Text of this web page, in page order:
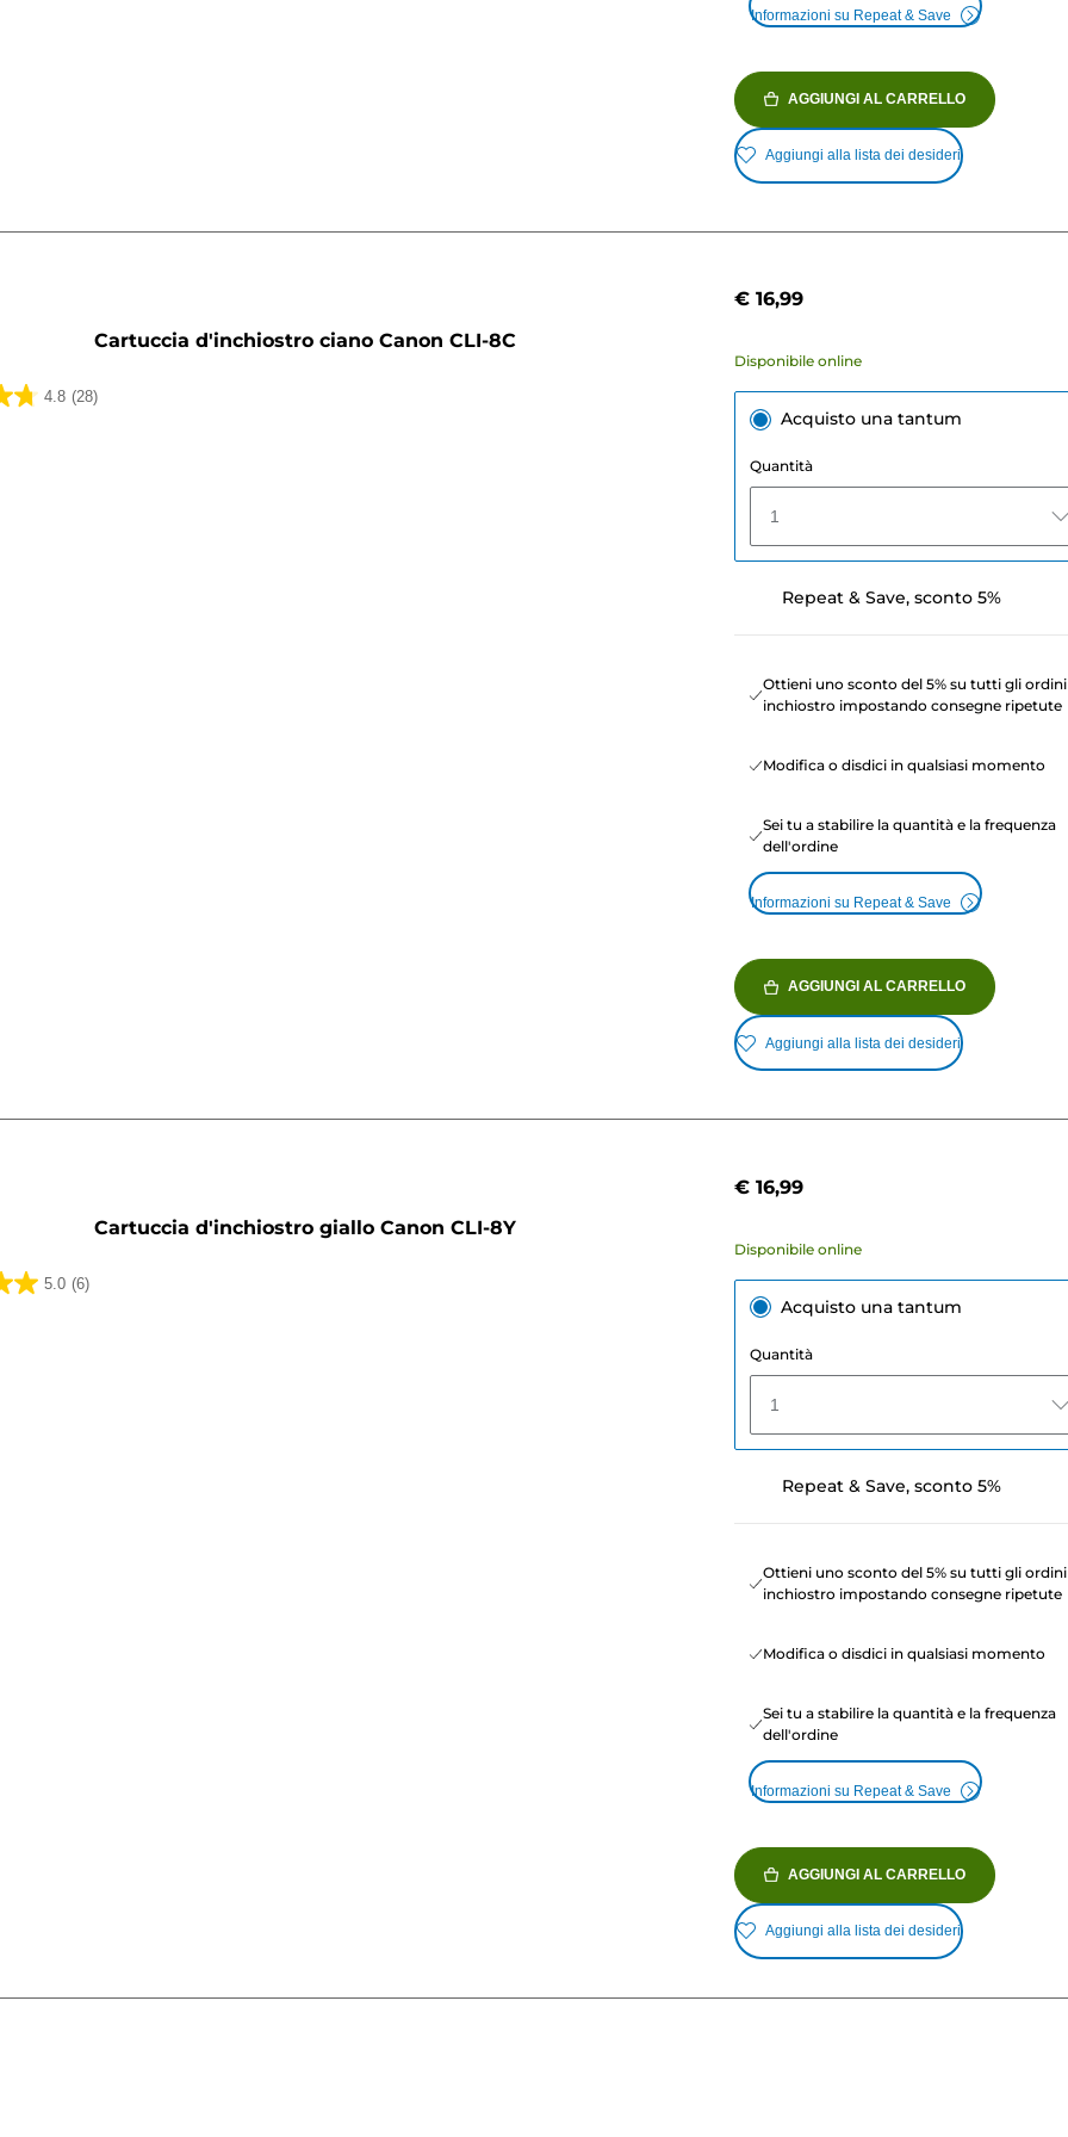
Informazioni su Repeat & Save
AGGIUNGI AL CARRELLO
Aggiungi alla lista dei desideri
Cartuccia d'inchiostro ciano Canon CLI-8C
4.8 (28)
€ 16,99
Disponibile online
Acquisto una tantum
Quantità
1
Repeat & Save, sconto 5%
Ottieni uno sconto del 5% su tutti gli
inchiostro impostando consegne ripetute
Modifica o disdici in qualsiasi momento
Sei tu a stabilire la quantità e la frequenza
dell'ordine
Informazioni su Repeat & Save
AGGIUNGI AL CARRELLO
Aggiungi alla lista dei desideri
Cartuccia d'inchiostro giallo Canon CLI-8Y
5.0 (6)
€ 16,99
Disponibile online
Acquisto una tantum
Quantità
1
Repeat & Save, sconto 5%
Ottieni uno sconto del 5% su tutti gli
inchiostro impostando consegne ripetute
Modifica o disdici in qualsiasi momento
Sei tu a stabilire la quantità e la frequenza
dell'ordine
Informazioni su Repeat & Save
AGGIUNGI AL CARRELLO
Aggiungi alla lista dei desideri